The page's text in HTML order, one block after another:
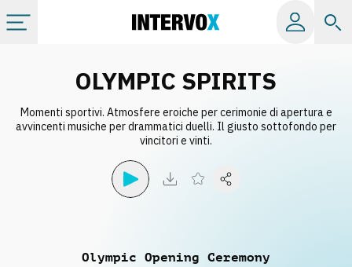
Album
Licenze
OLYMPIC SPIRITS
Momenti sportivi. Atmosfere eroiche per cerimonie di apertura e
avvincenti musiche per drammatici duelli. Il giusto sottofondo per
vincitori e vinti.
Olympic Opening Ceremony